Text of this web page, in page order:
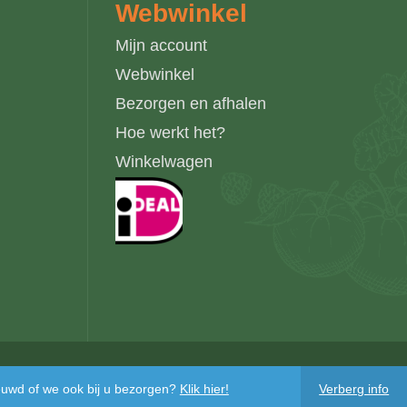
Webwinkel
Mijn account
Webwinkel
Bezorgen en afhalen
Hoe werkt het?
Winkelwagen
of we ook bij u bezorgen? Klik hier! Verberg info